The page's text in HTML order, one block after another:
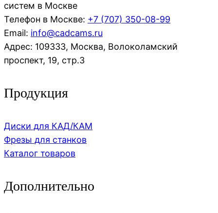
систем в Москве
Телефон в Москве: +7 (707) 350-08-99
Email: info@cadcams.ru
Адрес: 109333, Москва, Волоколамский
проспект, 19, стр.3
Продукция
Диски для КАД/КАМ
Фрезы для станков
Каталог товаров
Дополнительно